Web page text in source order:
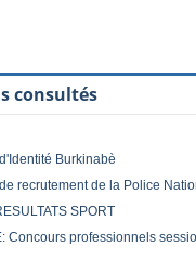
consultés
Burkinabè
recrutement de la Police
SPORT
Concours professionnels